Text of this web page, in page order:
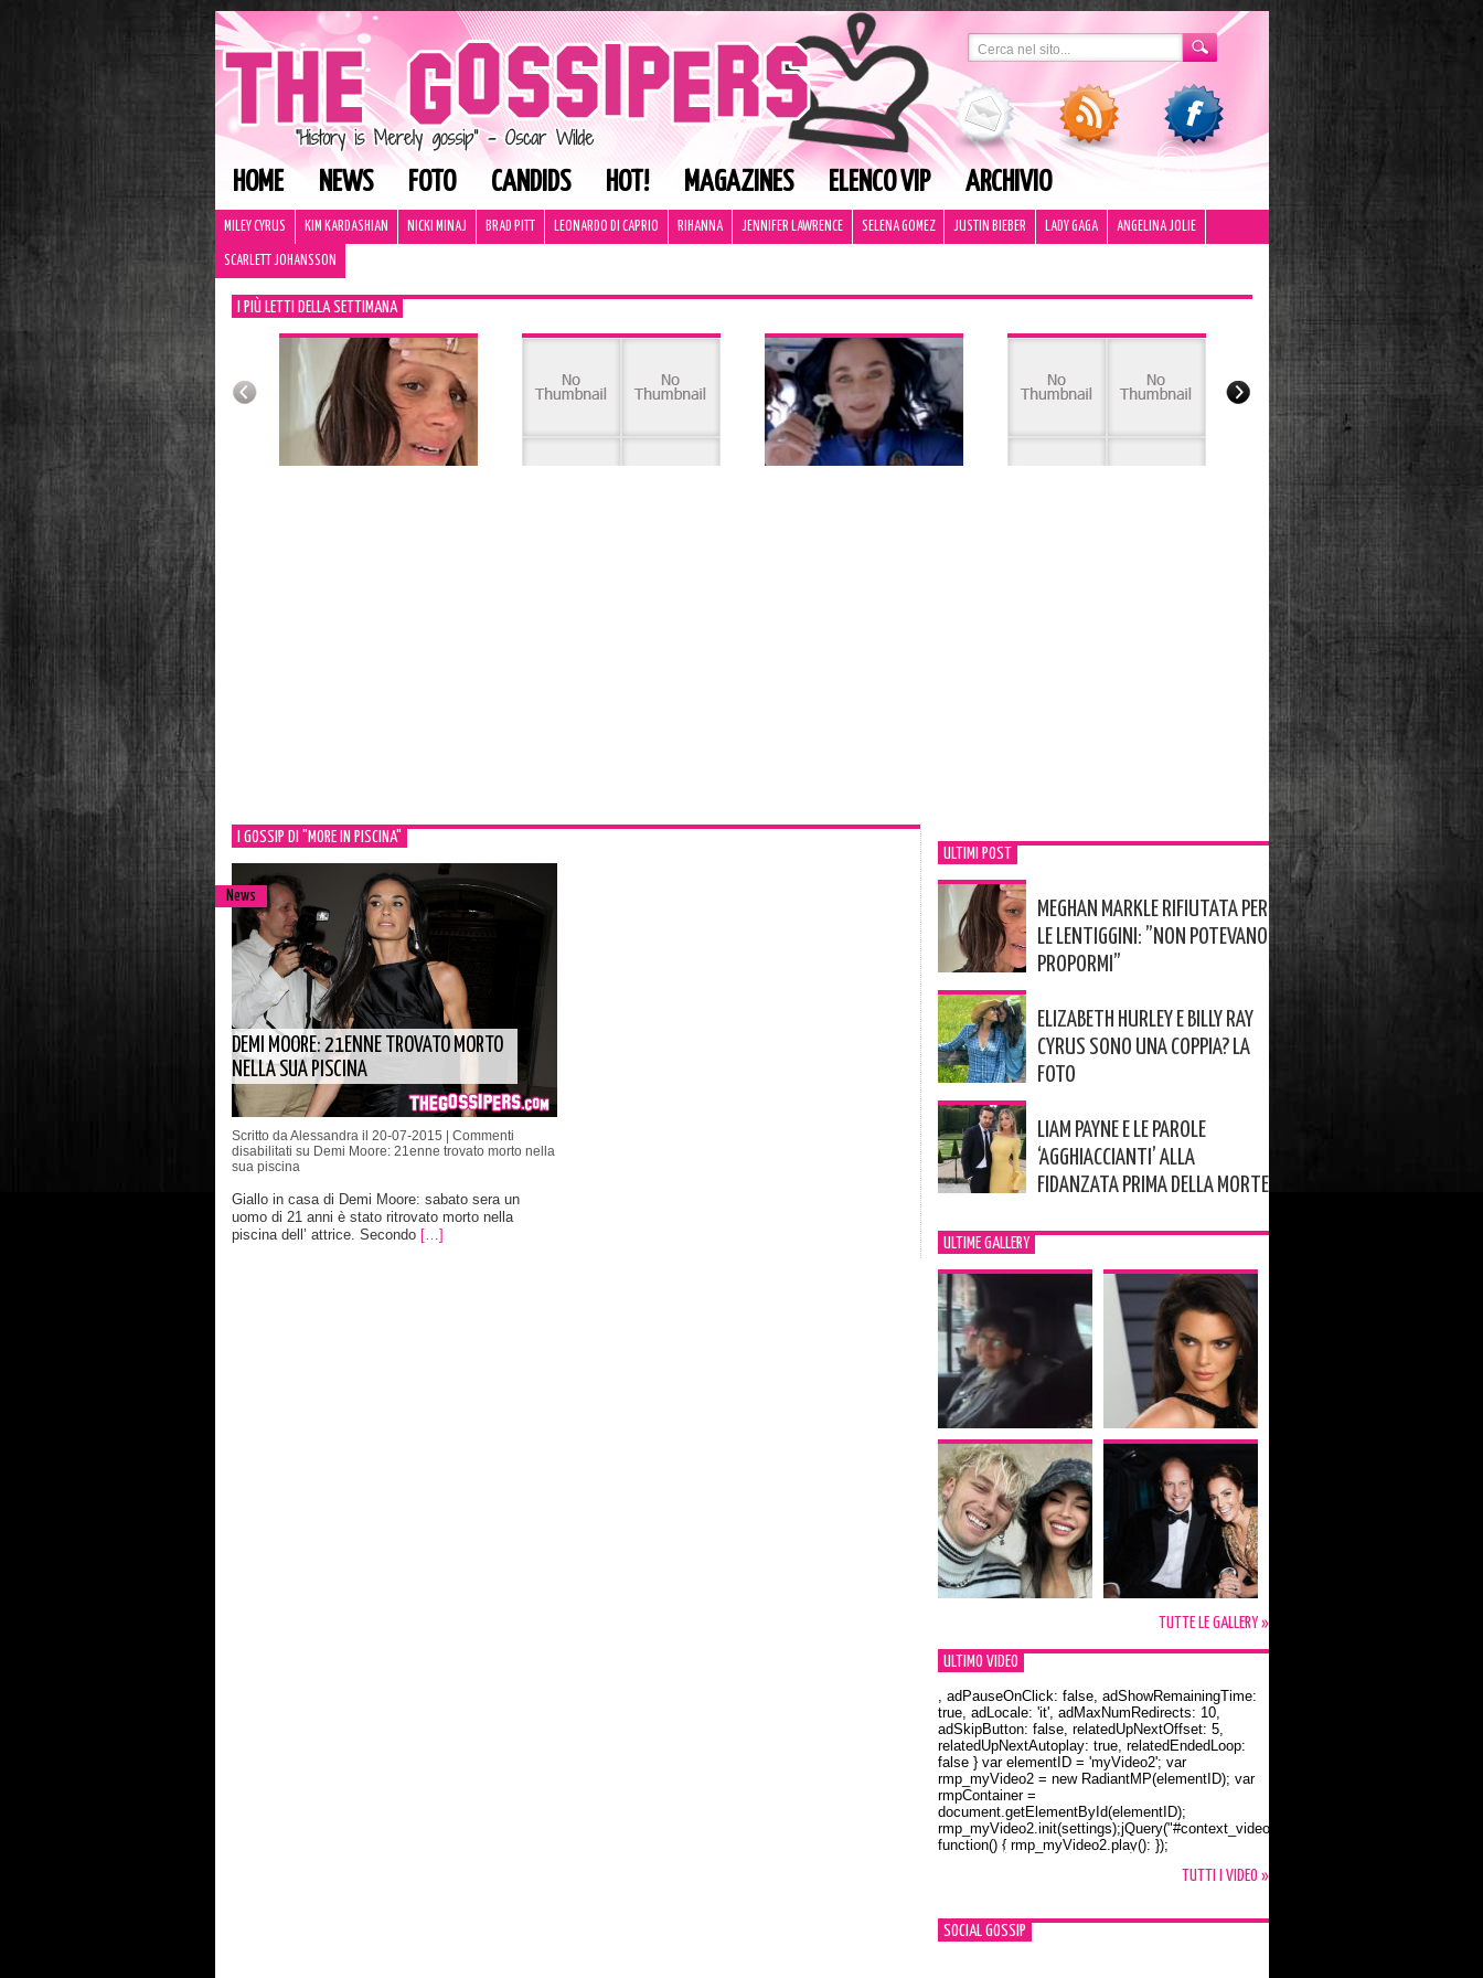
HOME NEWS FOTO CANDIDS HOT! MAGAZINES ELENCO VIP ARCHIVIO
MILEY CYRUS KIM KARDASHIAN NICKI MINAJ BRAD PITT LEONARDO DI CAPRIO RIHANNA JENNIFER LAWRENCE SELENA GOMEZ JUSTIN BIEBER LADY GAGA ANGELINA JOLIE
SCARLETT JOHANSSON
I PIÙ LETTI DELLA SETTIMANA
I GOSSIP DI "MORE IN PISCINA"
News
DEMI MOORE: 21ENNE TROVATO MORTO
NELLA SUA PISCINA
Scritto da Alessandra il 20-07-2015 | Commenti
disabilitati su Demi Moore: 21enne trovato morto nella
sua piscina
Giallo in casa di Demi Moore: sabato sera un
uomo di 21 anni è stato ritrovato morto nella
piscina dell’ attrice. Secondo […]
ULTIMI POST
MEGHAN MARKLE RIFIUTATA PER
LE LENTIGGINI: ”NON POTEVANO
PROPORMI”
ELIZABETH HURLEY E BILLY RAY
CYRUS SONO UNA COPPIA? LA
FOTO
LIAM PAYNE E LE PAROLE
‘AGGHIACCIANTI’ ALLA
FIDANZATA PRIMA DELLA MORTE
ULTIME GALLERY
TUTTE LE GALLERY »
ULTIMO VIDEO
Orlando Bloom e la t-shirt dedicata a Flynn
, adPauseOnClick: false, adShowRemainingTime:
true, adLocale: 'it', adMaxNumRedirects: 10,
adSkipButton: false, relatedUpNextOffset: 5,
relatedUpNextAutoplay: true, relatedEndedLoop:
false } var elementID = 'myVideo2'; var
rmp_myVideo2 = new RadiantMP(elementID); var
rmpContainer =
document.getElementById(elementID);
rmp_myVideo2.init(settings);jQuery("#context_video2").one("mouseover",
function() { rmp_myVideo2.play(); });
TUTTI I VIDEO »
SOCIAL GOSSIP